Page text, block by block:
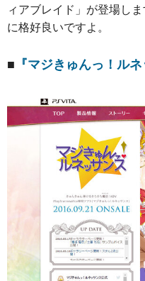
ィアブレイド」が登場し
に格好良いですよ。
■ 『マジきゅんっ！ルネ